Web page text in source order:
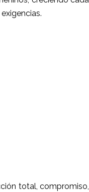
total, compromiso,